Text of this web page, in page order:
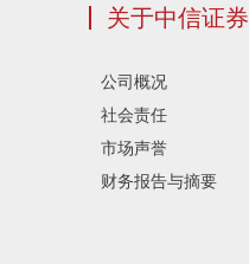
关于中信证券
公司概况
社会责任
市场声誉
财务报告与摘要